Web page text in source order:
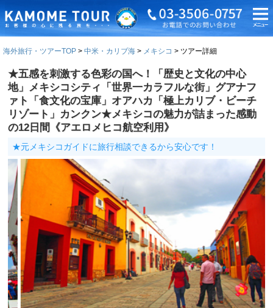
海外旅行・ツアーTOP 中米・カリブ海 メキシコ ツアー詳細
★五感を刺激する色彩の国へ！「歴史と文化の中心
地」メキシコシティ「世界一カラフルな街」グアナフ
ァト「食文化の宝庫」オアハカ「極上カリブ・ビーチ
リゾート」カンクン★メキシコの魅力が詰まった感動
の12日間《アエロメヒコ航空利用》
★元メキシコガイドに旅行相談できるから安心です！